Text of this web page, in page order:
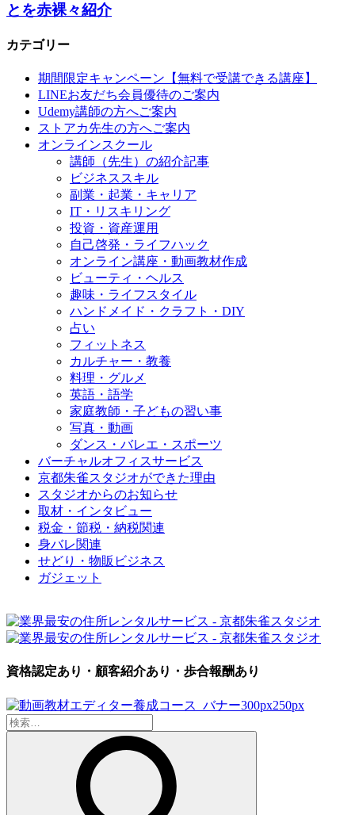
とを赤裸々紹介
カテゴリー
期間限定キャンペーン【無料で受講できる講座】
LINEお友だち会員優待のご案内
Udemy講師の方へご案内
ストアカ先生の方へご案内
オンラインスクール
講師（先生）の紹介記事
ビジネススキル
副業・起業・キャリア
IT・リスキリング
投資・資産運用
自己啓発・ライフハック
オンライン講座・動画教材作成
ビューティ・ヘルス
趣味・ライフスタイル
ハンドメイド・クラフト・DIY
占い
フィットネス
カルチャー・教養
料理・グルメ
英語・語学
家庭教師・子どもの習い事
写真・動画
ダンス・バレエ・スポーツ
バーチャルオフィスサービス
京都朱雀スタジオができた理由
スタジオからのお知らせ
取材・インタビュー
税金・節税・納税関連
身バレ関連
せどり・物販ビジネス
ガジェット
資格認定あり・顧客紹介あり・歩合報酬あり
検
索: